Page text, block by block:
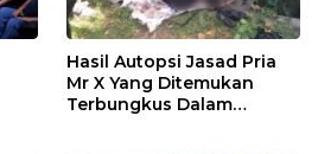
Hasil Autopsi Jasad Pria
Mr X Yang Ditemukan
Terbungkus Dalam